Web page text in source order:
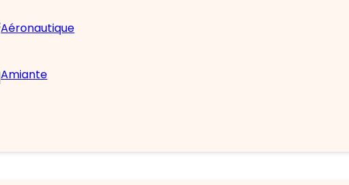
Aéronautique
Amiante